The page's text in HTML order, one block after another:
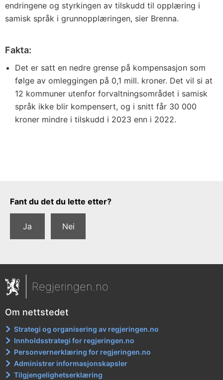
endringene og styrkingen av tilskudd til opplæring i
samisk språk i grunnopplæringen, sier Brenna.
Fakta:
Det er satt en nedre grense på kompensasjon som
følge av omleggingen på 0,1 mill. kroner. Det vil si at
12 kommuner utenfor forvaltningsområdet i samisk
språk ikke blir kompensert, og i snitt får 30 000
kroner mindre i tilskudd i 2023 enn i 2022.
Tilbakemeldingsskjema
Fant du det du lette etter?
Ja Nei
Regjeringen.no
Om nettstedet
Strategi og organisering av regjeringen.no
Innholdsstrategi for regjeringen.no
Personvernerklæring for regjeringen.no
Administrer informasjonskapsler
Tilgjengelighetserklæring